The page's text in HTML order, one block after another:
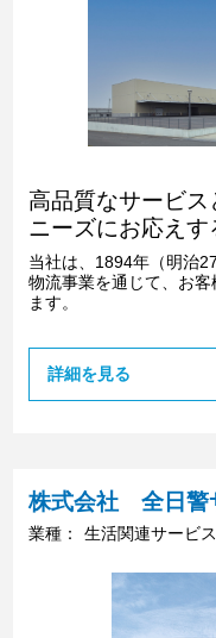
高品質なサービ
ニーズにお応え
当社は、1894年（明治
物流事業を通じて、お
ます。
詳細を見る
株式会社 全日警
業種： 生活関連サービ